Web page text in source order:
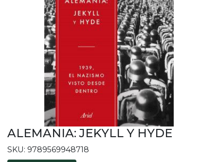
ALEMANIA: JEKYLL Y HYDE
SKU: 9789569948718